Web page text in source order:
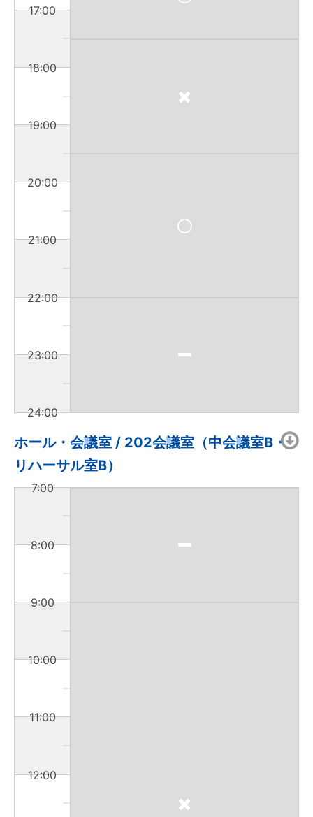
17:00
18:00
19:00
20:00
21:00
22:00
23:00
24:00
ホール・会議室 / 202会議室（中会議室B・
リハーサル室B）
7:00
8:00
9:00
10:00
11:00
12:00